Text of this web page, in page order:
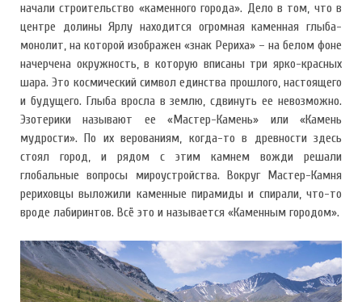
начали строительство «каменного города». Дело в том, что в
центре долины Ярлу находится огромная каменная глыба-
монолит, на которой изображен «знак Рериха» – на белом фоне
начерчена окружность, в которую вписаны три ярко-красных
шара. Это космический символ единства прошлого, настоящего
и будущего. Глыба вросла в землю, сдвинуть ее невозможно.
Эзотерики называют ее «Мастер-Камень» или «Камень
мудрости». По их верованиям, когда-то в древности здесь
стоял город, и рядом с этим камнем вожди решали
глобальные вопросы мироустройства. Вокруг Мастер-Камня
рериховцы выложили каменные пирамиды и спирали, что-то
вроде лабиринтов. Всё это и называется «Каменным городом».